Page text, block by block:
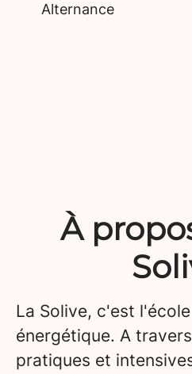
Alternance
À
La Solive, c'est
énergétique. A
pratiques et